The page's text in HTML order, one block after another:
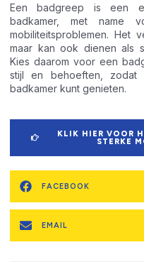
Een badgreep is een
badkamer, met name
mobiliteitsproblemen. Het
maar kan ook dienen als
Kies daarom voor een
stijl en behoeften,
badkamer kunt genieten.
KLIK HIER VOOR
STERKE
FACEBOOK
EMAIL